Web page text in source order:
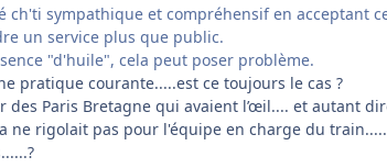
ch'ti sympathique et compréhensif en acceptant
un service plus que public.
"d'huile", cela peut poser problème.
pratique courante.....est ce toujours le cas ?
des Paris Bretagne qui avaient l’œil.... et autant
ne rigolait pas pour l'équipe en charge du train.....